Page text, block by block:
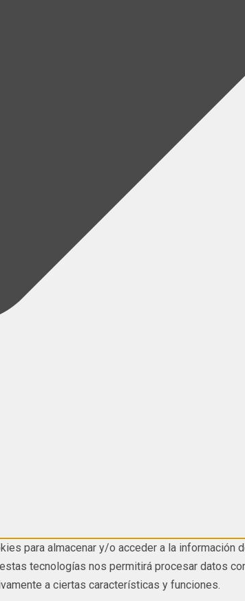
para almacenar y/o acceder a la información
tecnologías nos permitirá procesar datos
a ciertas características y funciones.